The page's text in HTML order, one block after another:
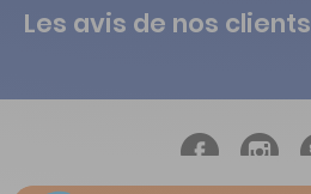
Les avis de nos clients